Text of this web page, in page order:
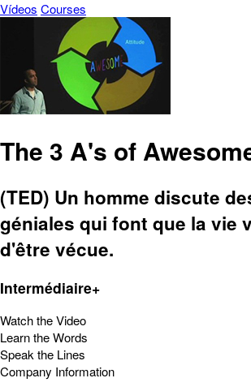
Vídeos Courses
The 3 A's of
(TED) Un homme discute
géniales qui font que la vie
d'être vécue.
Intermédiaire+
Watch the Video
Learn the Words
Speak the Lines
Company Information